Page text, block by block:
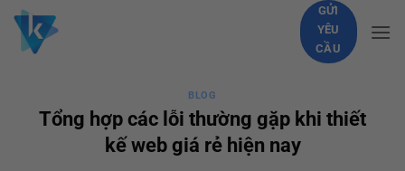
Skip
content
GỬI
YÊU
CẦU
BLOG
Tổng hợp các lỗi thường gặp khi thiết
kế web giá rẻ hiện nay